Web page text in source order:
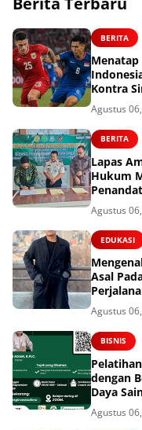
BERITA
Kontra
Agustus
BERITA
Lapas
Hukum
Putusan
Agustus
EDUKASI
Asal
Agustus
BISNIS
dengan
Daya
Agustus